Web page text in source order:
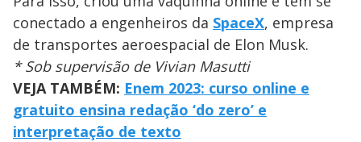
conectado a engenheiros da SpaceX, empresa
de transportes aeroespacial de Elon Musk.
* Sob supervisão de Vivian Masutti
VEJA TAMBÉM: Enem 2023: curso online e
gratuito ensina redação ‘do zero’ e
interpretação de texto